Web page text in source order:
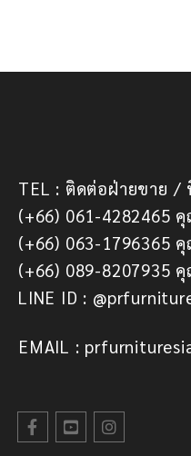
TEL : ติดต่อฝ่ายขาย /
(+66) 061-4282465
(+66) 063-1796365
(+66) 089-8207935
LINE ID :
EMAIL :